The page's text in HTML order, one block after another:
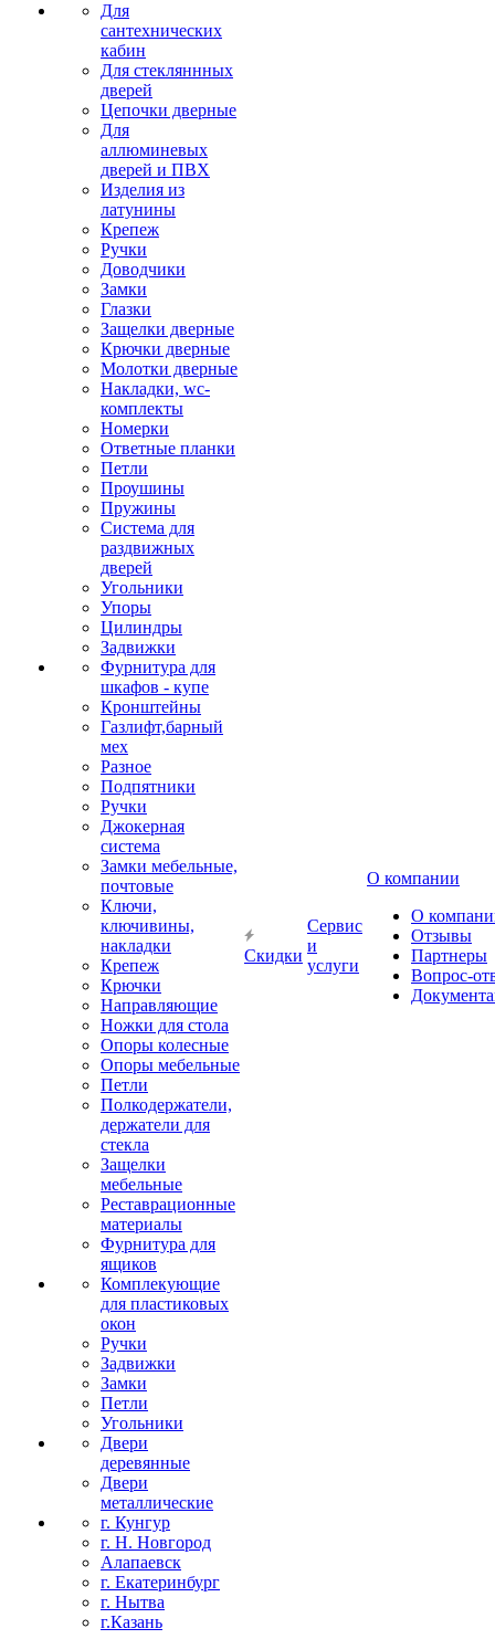
Для
сантехнических
кабин
Для стекляннных
дверей
Цепочки дверные
Для
аллюминевых
дверей и ПВХ
Изделия из
латунины
Крепеж
Ручки
Доводчики
Замки
Глазки
Защелки дверные
Крючки дверные
Молотки дверные
Накладки, wc-
комплекты
Номерки
Ответные планки
Петли
Проушины
Пружины
Система для
раздвижных
дверей
Угольники
Упоры
Цилиндры
Задвижки
Фурнитура для
шкафов - купе
Кронштейны
Газлифт,барный
мех
Разное
Подпятники
Ручки
Джокерная
система
Замки мебельные,
почтовые
Ключи,
ключивины,
накладки
Крепеж
Крючки
Направляющие
Ножки для стола
Опоры колесные
Опоры мебельные
Петли
Полкодержатели,
держатели для
стекла
Защелки
мебельные
Реставрационные
материалы
Фурнитура для
ящиков
Комплекующие
для пластиковых
окон
Ручки
Задвижки
Замки
Петли
Угольники
Двери
деревянные
Двери
металлические
г. Кунгур
г. Н. Новгород
Алапаевск
г. Екатеринбург
г. Нытва
г.Казань
Скидки
Сервис
и
услуги
О компании
О
Отзывы
Партнеры
Вопрос-